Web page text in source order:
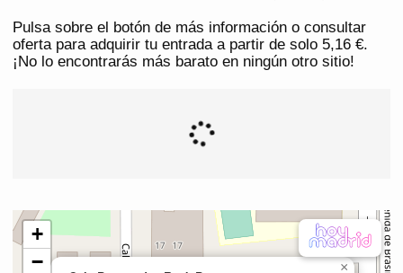
Pulsa sobre el botón de más información o consultar
oferta para adquirir tu entrada a partir de solo 5,16 €.
¡No lo encontrarás más barato en ningún otro sitio!